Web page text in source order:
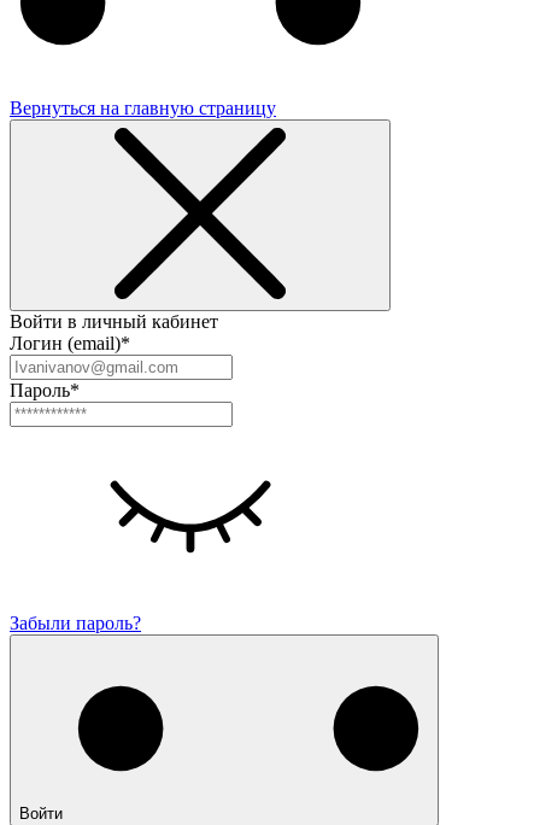
Вернуться на главную страницу
Войти в личный кабинет
Логин (email)*
Пароль*
Забыли пароль?
Войти